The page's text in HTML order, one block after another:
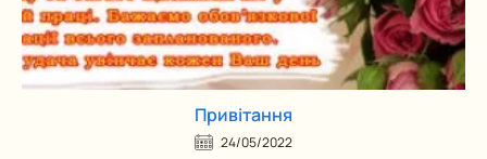
Привітання
24/05/2022